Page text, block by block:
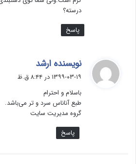
درسته؟
پاسخ
نویسنده ارشد
۱۳۹۹-۰۳-۱۹ در ۸:۴۴ ق.ظ
باسلام و احترام
طبع آناناس سرد و تر می‌باشد.
گروه مدیریت سایت
پاسخ